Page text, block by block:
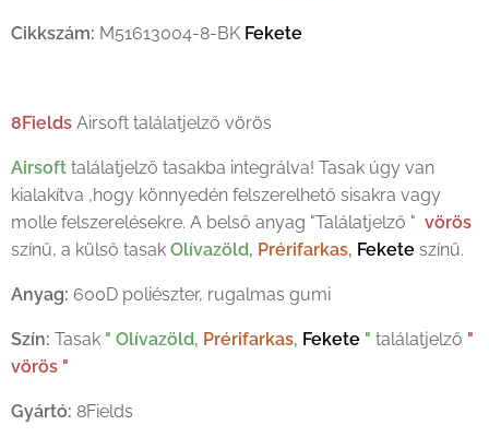
Cikkszám: M51613004-8-BK Fekete
8Fields Airsoft találatjelző vörös
Airsoft találatjelző tasakba integrálva! Tasak úgy van
kialakítva ,hogy könnyedén felszerelhető sisakra vagy
molle felszerelésekre. A belső anyag "Találatjelző " vörös
színű, a külső tasak Olívazöld, Prérifarkas, Fekete színű.
Anyag: 600D poliészter, rugalmas gumi
Szín: Tasak " Olívazöld, Prérifarkas, Fekete " találatjelző "
vörös "
Gyártó: 8Fields